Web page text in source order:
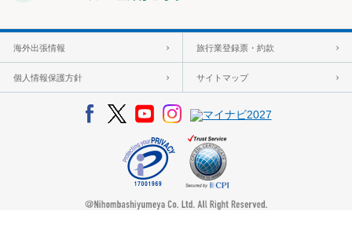
海外出張情報 旅行業登録票・約款
個人情報保護方針 サイトマップ